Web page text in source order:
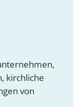
kirchliche
von